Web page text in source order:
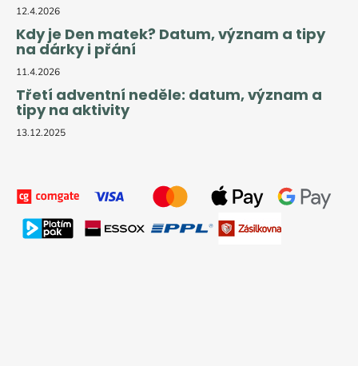
12.4.2026
Kdy je Den matek? Datum, význam a tipy
na dárky i přání
11.4.2026
Třetí adventní neděle: datum, význam a
tipy na aktivity
13.12.2025